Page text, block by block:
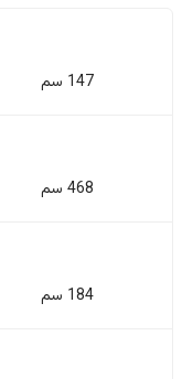
147 سم
468 سم
184 سم